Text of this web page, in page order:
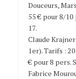
Douceurs,
55 € pour 8/10
17.
Claude
1er). Tarifs :
€ pour 8 pers.
Fabrice